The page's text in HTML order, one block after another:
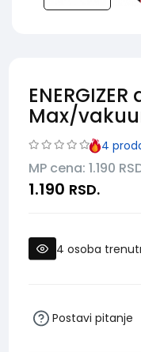
Max/
4
MP cena: 1.190
1.190 RSD.
4 osoba
Postavi pitanje